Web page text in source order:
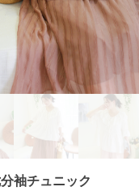
袖チュニック